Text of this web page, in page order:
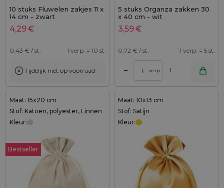
10 stuks Fluwelen zakjes 11 x
14 cm - zwart
4,29€
0,43 € / st. 1 verp. = 10 st.
Tijdelijk niet op voorraad
5 stuks Organza zakken 30
x 40 cm - wit
3,59€
0,72 € / st. 1 verp. = 5 st.
– verp. +
Maat: 15x20 cm
Stof: Katoen, polyester, Linnen
Kleur:
Bestseller
Maat: 10x13 cm
Stof: Satijn
Kleur: